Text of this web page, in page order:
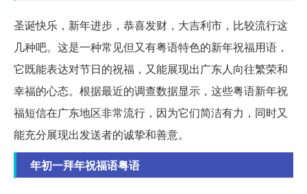
圣诞快乐，新年进步，恭喜发财，大吉利市，比较流行这
几种吧。这是一种常见但又有粤语特色的新年祝福用语，
它既能表达对节日的祝福，又能展现出广东人向往繁荣和
幸福的心态。根据最近的调查数据显示，这些粤语新年祝
福短信在广东地区非常流行，因为它们简洁有力，同时又
能充分展现出发送者的诚挚和善意。
年初一拜年祝福语粤语